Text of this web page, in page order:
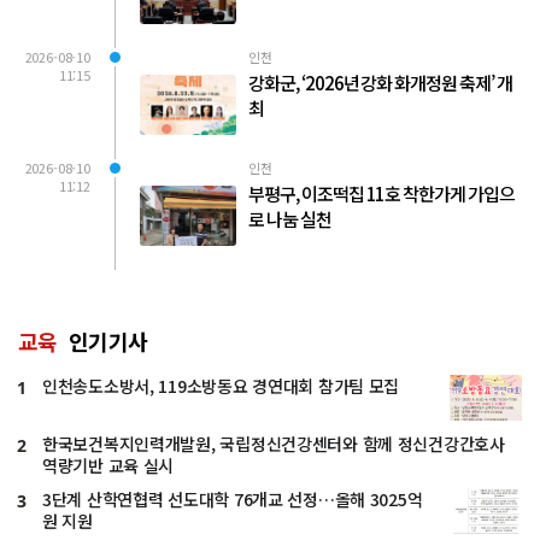
2026-08-10
11:15
인천
강화군, ‘2026년 강화 화개정원 축제’ 개
최
2026-08-10
11:12
인천
부평구, 이조떡집 11호 착한가게 가입으
로 나눔 실천
교육 인기기사
1 인천송도소방서, 119소방동요 경연대회 참가팀 모집
2
한국보건복지인력개발원, 국립정신건강센터와 함께 정신건강간호사
역량기반 교육 실시
3
3단계 산학연협력 선도대학 76개교 선정…올해 3025억
원 지원